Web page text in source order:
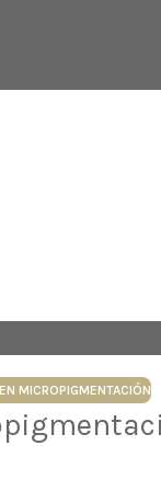
MICROPIGMENTACIÓN